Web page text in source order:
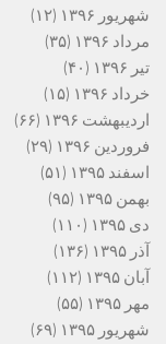
شهریور ۱۳۹۶
(۱۲)
مرداد ۱۳۹۶
(۳۵)
تیر ۱۳۹۶
(۴۰)
خرداد ۱۳۹۶
(۱۵)
اردیبهشت ۱۳۹۶
(۶۶)
فروردین ۱۳۹۶
(۲۹)
اسفند ۱۳۹۵
(۵۱)
بهمن ۱۳۹۵
(۹۵)
دی ۱۳۹۵
(۱۱۰)
آذر ۱۳۹۵
(۱۳۶)
آبان ۱۳۹۵
(۱۱۲)
مهر ۱۳۹۵
(۵۵)
شهریور ۱۳۹۵
(۶۹)